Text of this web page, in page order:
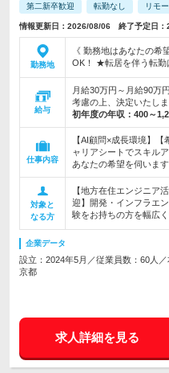
第二新卒歓迎 転勤なし リモ
情報更新日：2026/08/06 終了予定日
勤務地
《 勤務地はあなたの
OK！ ★転居を伴う転勤
給与
月給30万円～月給90万
考慮の上、決定いたし
初年度の年収： 400～
仕事内容
【AI顧問×成長環境】
ャリアシートでスキル
あなたの希望を伺います
対象と
なる方
【地方在住エンジニア
迎】開発・インフラエ
験をお持ちの方を幅広く
企業データ
設立：2024年5月／従業員数：60人
京都
求人詳細を見る